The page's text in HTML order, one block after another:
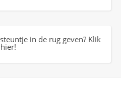
in de rug geven? Klik
hier!